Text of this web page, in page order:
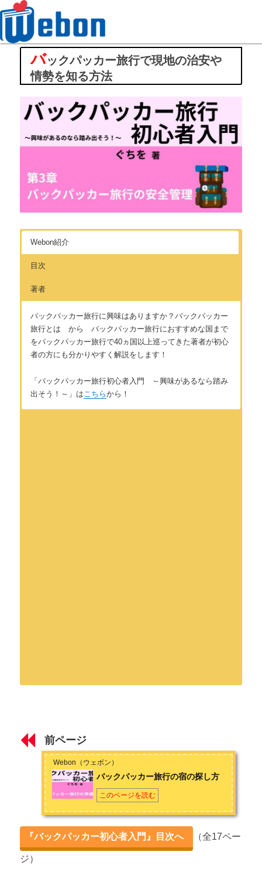
Webon（ウェボン）
バックパッカー旅行で現地の治安や
情勢を知る方法
Webon紹介
目次
著者
バックパッカー旅行に興味はありますか？バックパッカー
旅行とは から バックパッカー旅行におすすめな国まで
をバックパッカー旅行で40ヵ国以上巡ってきた著者が初心
者の方にも分かりやすく解説をします！
「バックパッカー旅行初心者入門 ～興味があるなら踏み
出そう！～」はこちらから！
第1章 バックパッカー旅行の魅力
バックパッカー旅行の魅力 ～異文化交流～
バックパッカー旅行の心得 ～４つのこと～
第2章 バックパッカー旅行の準備
バックパッカー旅行に持っていきたい荷物
り、アフリカの電気水道が無い村で現地人と生活を共にしたり
する。
特に好きな国は東南アジアのミャンマー。これから発展してい
く「アジア最後のフロンティア」に注目している。自身の
Twitterやブログではミャンマーの観光事情を中心に、旅の情報
やフリーランスの生き方を発信中。 お問い合わせはこちらから
Twitter（ぐちを）：https://twitter.com/guchiwo583?lang=ja
前ページ
Webon（ウェボン）
バックパッカー旅行の宿の探し方
このページを読む
『バックパッカー初心者入門』目次へ （全17ペー
ジ）